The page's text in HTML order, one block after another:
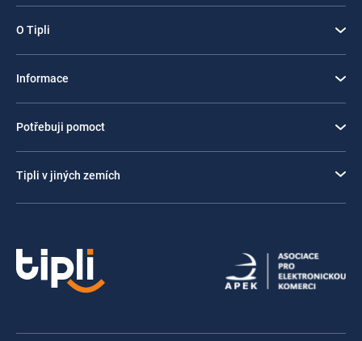
O Tipli
Informace
Potřebuji pomoct
Tipli v jiných zemích